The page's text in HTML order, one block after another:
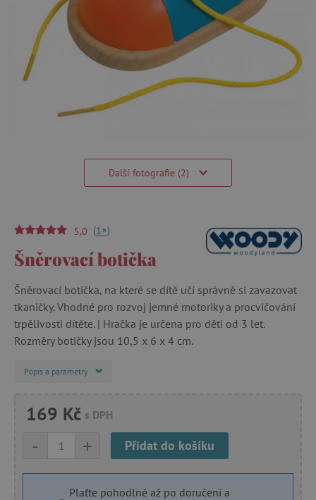
Další fotografie (2)
5,0 (1+)
Šněrovací botička
Šněrovací botička, na které se dítě učí správně si zavazovat
tkaničky. Vhodné pro rozvoj jemné motoriky a procvičování
trpělivosti dítěte. | Hračka je určena pro děti od 3 let.
Rozměry botičky jsou 10,5 x 6 x 4 cm.
Popis a parametry
169 Kč s DPH
+
- Přidat do košíku
Plaťte pohodlně až po doručení a